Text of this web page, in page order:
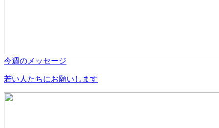
今週のメッセージ
若い人たちにお願いします